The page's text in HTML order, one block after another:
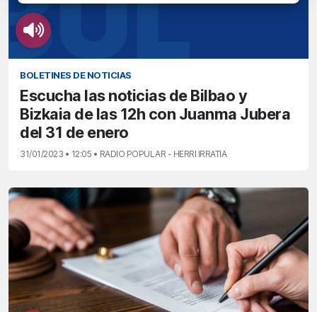
BOLETINES DE NOTICIAS
Escucha las noticias de Bilbao y
Bizkaia de las 12h con Juanma Jubera
del 31 de enero
31/01/2023 • 12:05 • RADIO POPULAR - HERRI IRRATIA